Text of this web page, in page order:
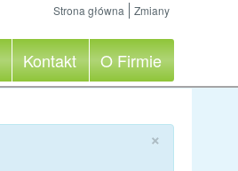
Strona główna Zmiany
Kontakt O Firmie
×